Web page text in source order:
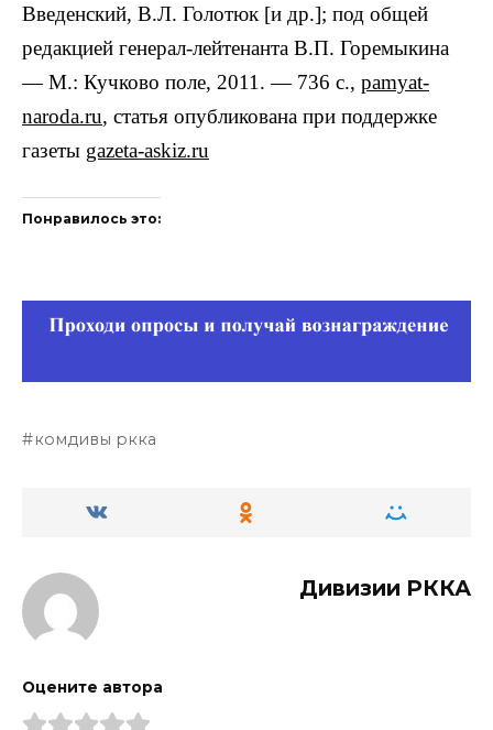
Введенский, В.Л. Голотюк [и др.]; под общей
редакцией генерал-лейтенанта В.П. Горемыкина
— М.: Кучково поле, 2011. — 736 с., pamyat-
naroda.ru, статья опубликована при поддержке
газеты gazeta-askiz.ru
Понравилось это:
комдивы ркка
Дивизии РККА
Оцените автора